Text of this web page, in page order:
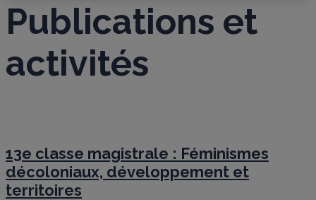
Publications et
activités
13e classe magistrale : Féminismes
décoloniaux, développement et
territoires